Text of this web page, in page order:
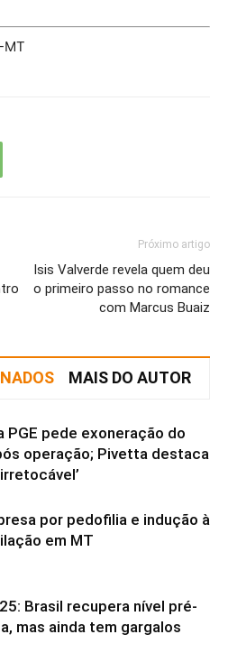
MT
Próximo artigo
Isis Valverde revela quem deu
o primeiro passo no romance
com Marcus Buaiz
MAIS DO AUTOR
PGE pede exoneração do
operação; Pivetta destaca
por pedofilia e indução à
em MT
Brasil recupera nível pré-
mas ainda tem gargalos